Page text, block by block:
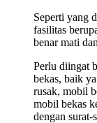
Seperti yang
fasilitas
benar mati
Perlu diingat
bekas, baik
rusak, mobil
mobil bekas
dengan surat-